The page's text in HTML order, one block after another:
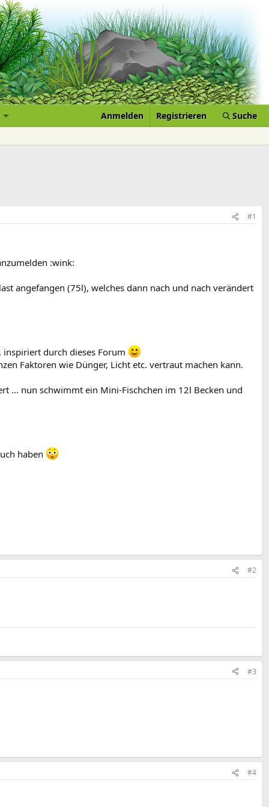
Anmelden Registrieren Suche
#1
:wink:
angefangen (75l), welches dann nach und nach verändert
durch dieses Forum
Faktoren wie Dünger, Licht etc. vertraut machen kann.
... nun schwimmt ein Mini-Fischchen im 12l Becken und
haben
#2
#3
#4